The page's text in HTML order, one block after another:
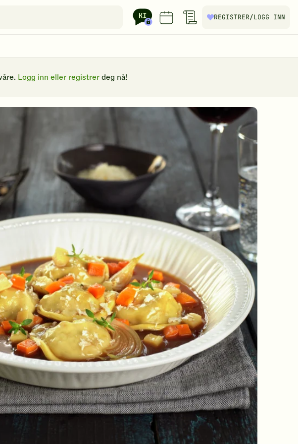
REGISTRER/LOGG INN
Logg inn eller registrer deg nå!